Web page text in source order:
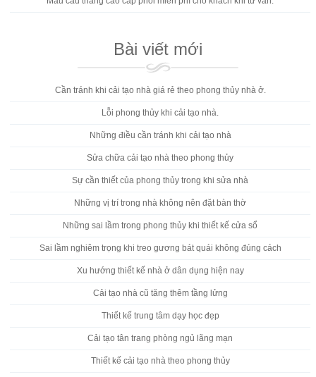
Bài viết mới
Cần tránh khi cải tạo nhà giá rẻ theo phong thủy nhà ở.
Lỗi phong thủy khi cải tạo nhà.
Những điều cần tránh khi cải tạo nhà
Sửa chữa cải tạo nhà theo phong thủy
Sự cần thiết của phong thủy trong khi sửa nhà
Những vị trí trong nhà không nên đặt bàn thờ
Những sai lầm trong phong thủy khi thiết kế cửa sổ
Sai lầm nghiêm trọng khi treo gương bát quái không đúng cách
Xu hướng thiết kế nhà ở dân dụng hiện nay
Cải tạo nhà cũ tăng thêm tầng lửng
Thiết kế trung tâm dạy học đẹp
Cải tạo tân trang phòng ngủ lãng mạn
Thiết kế cải tạo nhà theo phong thủy